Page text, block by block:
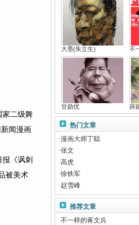
家二级舞
闻漫画
《讽刺
被美术
大墨(朱立生) 不
甘勋优 薛
热门文章
·漫画大师丁聪
·张文
·高虎
·徐铁军
·赵雪峰
推荐文章
·不一样的蒋文兵